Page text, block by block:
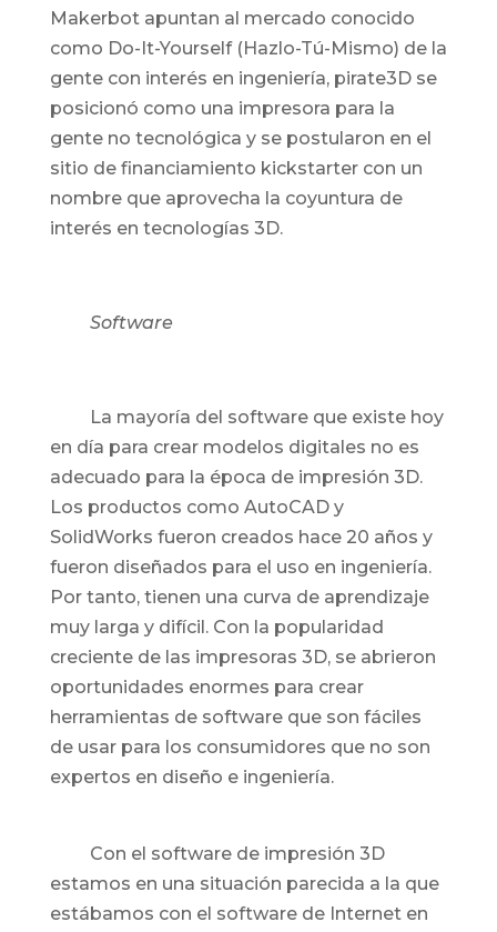
Makerbot apuntan al mercado conocido
como Do-It-Yourself (Hazlo-Tú-Mismo) de la
gente con interés en ingeniería, pirate3D se
posicionó como una impresora para la
gente no tecnológica y se postularon en el
sitio de financiamiento kickstarter con un
nombre que aprovecha la coyuntura de
interés en tecnologías 3D.
Software
La mayoría del software que existe hoy
en día para crear modelos digitales no es
adecuado para la época de impresión 3D.
Los productos como AutoCAD y
SolidWorks fueron creados hace 20 años y
fueron diseñados para el uso en ingeniería.
Por tanto, tienen una curva de aprendizaje
muy larga y difícil. Con la popularidad
creciente de las impresoras 3D, se abrieron
oportunidades enormes para crear
herramientas de software que son fáciles
de usar para los consumidores que no son
expertos en diseño e ingeniería.
Con el software de impresión 3D
estamos en una situación parecida a la que
estábamos con el software de Internet en